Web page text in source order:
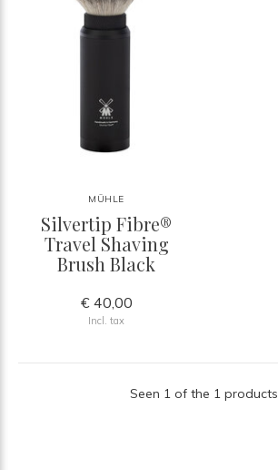
MÜHLE
Silvertip Fibre®
Travel Shaving
Brush Black
€ 40,00
Incl. tax
Seen 1 of the 1 products